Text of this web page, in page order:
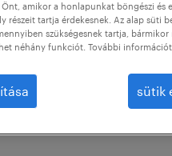
amikor a honlapunkat böngészi és
részeit tartja érdekesnek. Az alap süti
szükségesnek tartja,
néhány funkciót. További információt
sütik